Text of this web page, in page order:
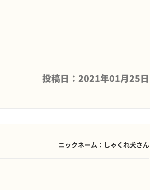
投稿日：2021年01月25日
ニックネーム：しゃくれ犬さん